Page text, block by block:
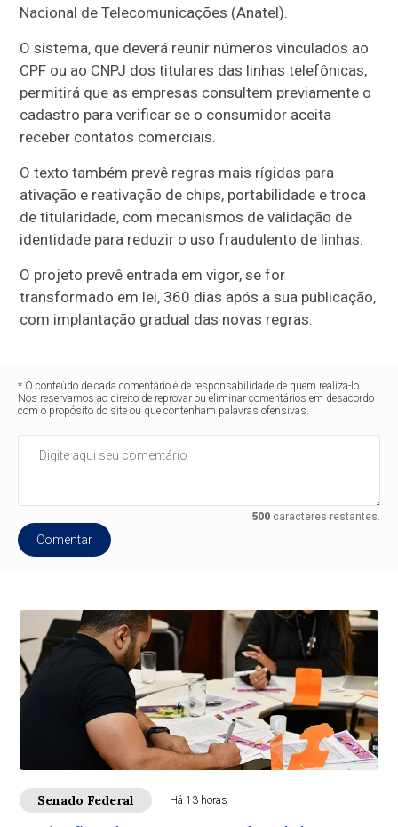
Nacional de Telecomunicações (Anatel).
O sistema, que deverá reunir números vinculados ao
CPF ou ao CNPJ dos titulares das linhas telefônicas,
permitirá que as empresas consultem previamente o
cadastro para verificar se o consumidor aceita
receber contatos comerciais.
O texto também prevê regras mais rígidas para
ativação e reativação de chips, portabilidade e troca
de titularidade, com mecanismos de validação de
identidade para reduzir o uso fraudulento de linhas.
O projeto prevê entrada em vigor, se for
transformado em lei, 360 dias após a sua publicação,
com implantação gradual das novas regras.
* O conteúdo de cada comentário é de responsabilidade de quem realizá-lo.
Nos reservamos ao direito de reprovar ou eliminar comentários em desacordo
com o propósito do site ou que contenham palavras ofensivas.
500caracteres restantes.
Comentar
Senado Federal Há 13 horas